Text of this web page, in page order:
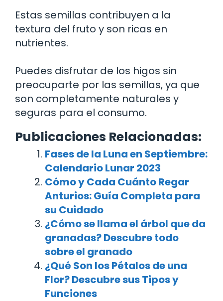
Estas semillas contribuyen a la
textura del fruto y son ricas en
nutrientes.
Puedes disfrutar de los higos sin
preocuparte por las semillas, ya que
son completamente naturales y
seguras para el consumo.
Publicaciones Relacionadas:
Fases de la Luna en Septiembre:
Calendario Lunar 2023
Cómo y Cada Cuánto Regar
Anturios: Guía Completa para
su Cuidado
¿Cómo se llama el árbol que da
granadas? Descubre todo
sobre el granado
¿Qué Son los Pétalos de una
Flor? Descubre sus Tipos y
Funciones